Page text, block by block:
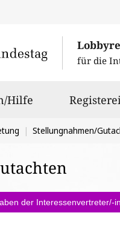
für die
Hilfe
Stellungnahmen/
der Interessenvertreter/-